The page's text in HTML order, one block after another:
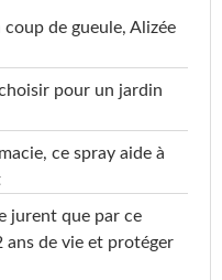
de gueule, Alizée
pour un jardin
ce spray aide à
jurent que par ce
ans de vie et protéger